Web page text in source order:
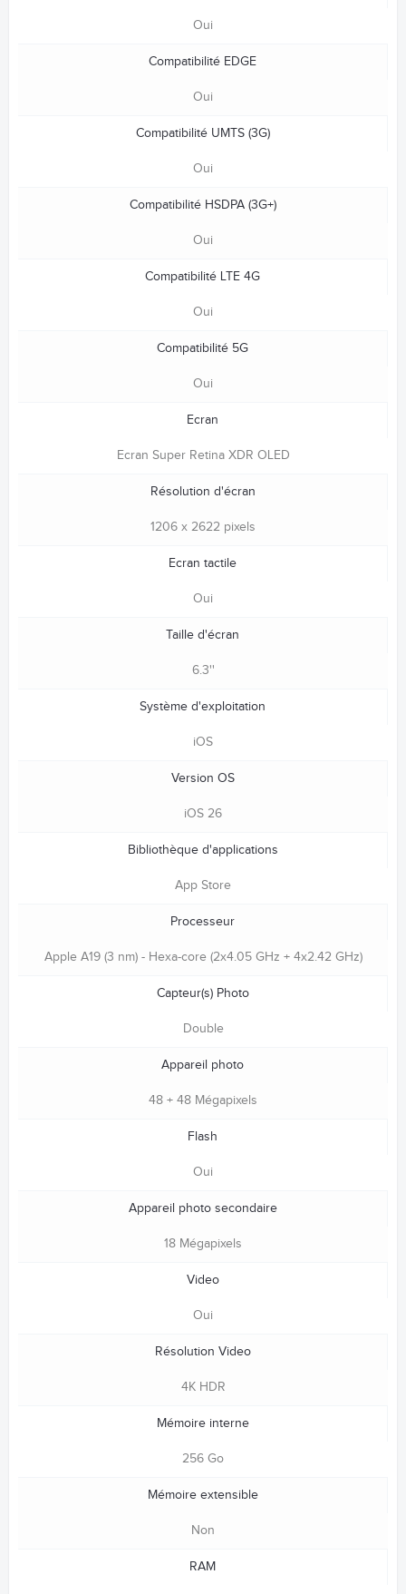
Oui
Compatibilité EDGE
Oui
Compatibilité UMTS (3G)
Oui
Compatibilité HSDPA (3G+)
Oui
Compatibilité LTE 4G
Oui
Compatibilité 5G
Oui
Ecran
Ecran Super Retina XDR OLED
Résolution d'écran
1206 x 2622 pixels
Ecran tactile
Oui
Taille d'écran
6.3''
Système d'exploitation
iOS
Version OS
iOS 26
Bibliothèque d'applications
App Store
Processeur
Apple A19 (3 nm) - Hexa-core (2x4.05 GHz + 4x2.42 GHz)
Capteur(s) Photo
Double
Appareil photo
48 + 48 Mégapixels
Flash
Oui
Appareil photo secondaire
18 Mégapixels
Video
Oui
Résolution Video
4K HDR
Mémoire interne
256 Go
Mémoire extensible
Non
RAM